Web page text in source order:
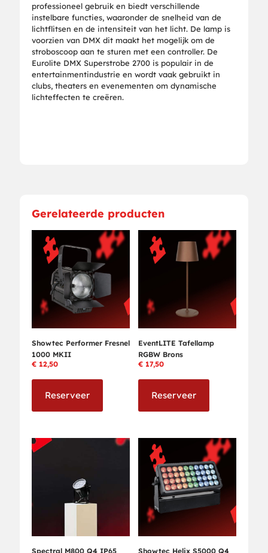
professioneel gebruik en biedt verschillende
instelbare functies, waaronder de snelheid van de
lichtflitsen en de intensiteit van het licht. De lamp is
voorzien van DMX dit maakt het mogelijk om de
stroboscoop aan te sturen met een controller. De
Eurolite DMX Superstrobe 2700 is populair in de
entertainmentindustrie en wordt vaak gebruikt in
clubs, theaters en evenementen om dynamische
lichteffecten te creëren.
Gerelateerde producten
Showtec Performer Fresnel
1000 MKII
€ 12,50
Reserveer
EventLITE Tafellamp
RGBW Brons
€17,50
Reserveer
Spectral M800 Q4 IP65
Showtec Helix S5000 Q4